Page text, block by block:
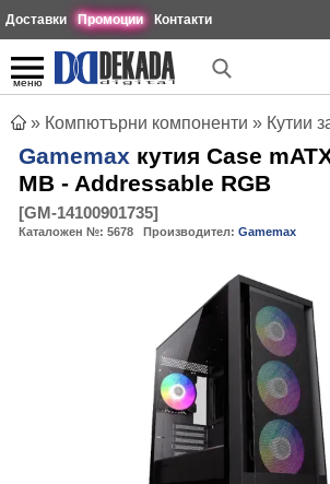
Доставки Промоции Контакти
меню
» Компютърни компоненти » Кутии
Gamemax кутия Case
MB - Addressable RGB
[GM-14100901735]
Каталожен №: 5678 Производител: Gamemax